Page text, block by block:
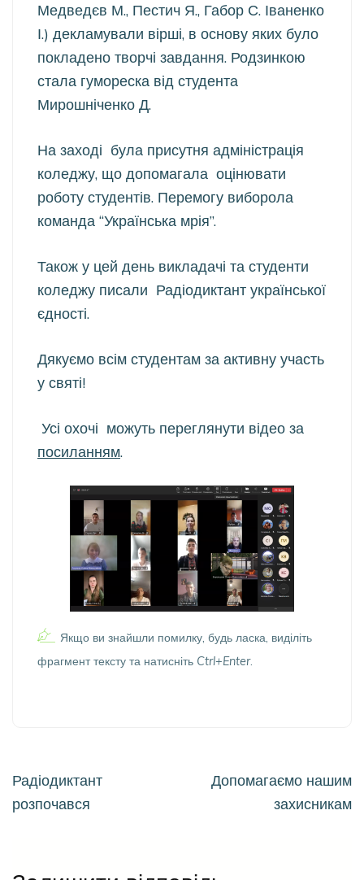
Медведєв М., Пестич Я., Габор С. Іваненко
І.) декламували вірші, в основу яких було
покладено творчі завдання. Родзинкою
стала гумореска від студента
Мирошніченко Д.
На заході була присутня адміністрація
коледжу, що допомагала оцінювати
роботу студентів. Перемогу виборола
команда “Українська мрія”.
Також у цей день викладачі та студенти
коледжу писали Радіодиктант української
єдності.
Дякуємо всім студентам за активну участь
у святі!
Усі охочі можуть переглянути відео за
посиланням.
Якщо ви знайшли помилку, будь ласка, виділіть
фрагмент тексту та натисніть Ctrl+Enter.
Навігація
записів
Радіодиктант
розпочався
Допомагаємо нашим
захисникам